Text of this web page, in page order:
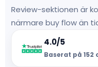
Review-sektionen är
närmare buy flow än
4.0/5
Baserat på 152